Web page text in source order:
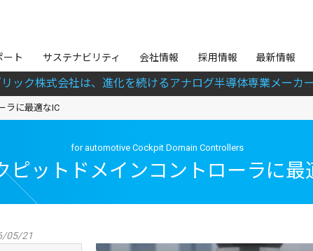
ート サステナビリティ 会社情報 採用情報 最新情報
ック株式会社は、進化を続けるアナログ半導体専業メーカー
ラに最適なIC
for automotive Cockpit Domain Controllers
ピットドメインコントローラに最
05/21